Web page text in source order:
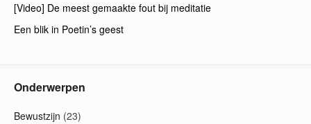
[Video] De meest gemaakte fout bij meditatie
Een blik in Poetin’s geest
Onderwerpen
Bewustzijn (23)